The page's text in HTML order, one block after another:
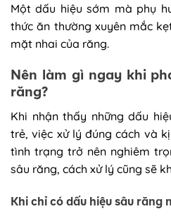
Một dấu hiệu sớm mà phụ
thức ăn thường xuyên mắc
mặt nhai của răng.
Nên làm gì ngay khi
răng?
Khi nhận thấy những dấu
trẻ, việc xử lý đúng cách và
tình trạng trở nên nghiêm
sâu răng, cách xử lý cũng sẽ
Khi chỉ có dấu hiệu sâu răng